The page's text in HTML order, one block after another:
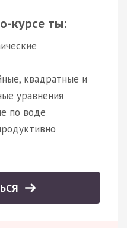
курсе ты:
квадратные и
уравнения
по воде